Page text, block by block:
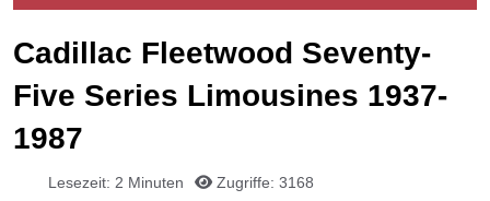
Cadillac Fleetwood Seventy-
Five Series Limousines 1937-
1987
Lesezeit: 2 Minuten Zugriffe: 3168